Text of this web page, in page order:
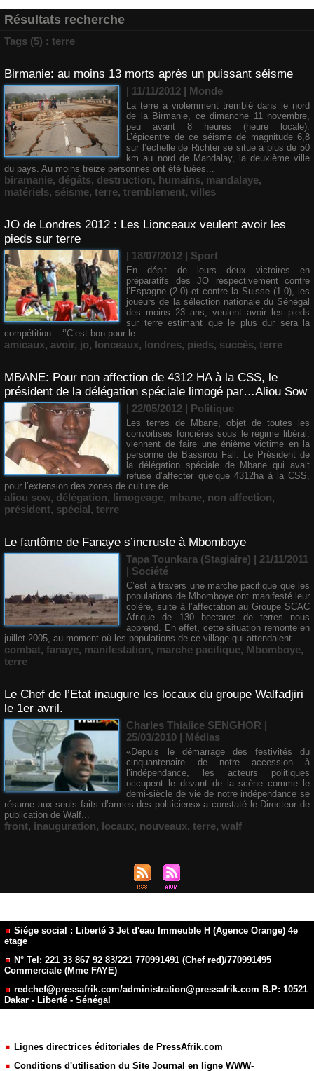
Résultats recherche
Tags (5) : terre
Birmanie: au moins 13 morts après un puissant séisme
| 11/11/2012 | Monde
La terre a violemment tremblé dans le nord
de la Birmanie, ce dimanche 11 novembre,
peu avant 8 heures (heure locale).
L’épicentre de ce séisme de magnitude 6,8
sur l’échelle de Richter se situe à plus de 50
km au nord de Mandalay, la deuxième ville
du pays. Au moins treize personnes ont été tuées...
biramanie, dégâts, destruction, humains, mandalaye,
matériels, séisme, terre, tremblement, villes
JO de Londres 2012 : Les Lionceaux veulent avoir les
pieds sur terre
| 18/07/2012 | Sport
En dépit de leurs deux victoires en
préparatifs des JO respectivement contre
l’Espagne (2-0) et contre la Suisse (1-0), les
joueurs de la sélection nationale du Sénégal
des moins 23 ans, veulent avoir les pieds
sur terre estimant que le plus dur sera la
compétition. ‘’C’est bon pour le...
amicaux, avoir, jo, lonceaux, londres, pieds, succès, terre
MBANE: Pour non affection de 4312 HA à la CSS, le
président de la délégation spéciale limogé par…Aliou Sow
| 22/05/2012 | Politique
Les terres de Mbane, objet de toutes les
convoitises foncières sous le régime libéral,
viennent de faire une énième victime en la
personne de Bassirou Fall. Le Président de
la délégation spéciale de Mbane qui avait
refusé d’affecter quelque 4312ha à la CSS,
pour l’extension des zones de culture de...
aliou sow, délégation, limogeage, mbane, non affection,
président, spécial, terre
Le fantôme de Fanaye s’incruste à Mbomboye
Tapa Tounkara (Stagiaire) | 21/11/2011
| Société
C’est à travers une marche pacifique que les
populations de Mbomboye ont manifesté leur
colère, suite à l’affectation au Groupe SCAC
Afrique de 130 hectares de terres nous
apprend. En effet, cette situation remonte en
juillet 2005, au moment où les populations de ce village qui attendaient...
combat, fanaye, manifestation, marche pacifique, Mbomboye,
terre
Le Chef de l’Etat inaugure les locaux du groupe Walfadjiri
le 1er avril.
Charles Thialice SENGHOR |
25/03/2010 | Médias
«Depuis le démarrage des festivités du
cinquantenaire de notre accession à
l’indépendance, les acteurs politiques
occupent le devant de la scène comme le
demi-siècle de vie de notre indépendance se
résume aux seuls faits d’armes des politiciens» a constaté le Directeur de
publication de Walf...
front, inauguration, locaux, nouveaux, terre, walf
Siége social : Liberté 3 Jet d'eau Immeuble H (Agence Orange) 4e
etage
N° Tel: 221 33 867 92 83/221 770991491 (Chef red)/770991495
Commerciale (Mme FAYE)
redchef@pressafrik.com/administration@pressafrik.com B.P: 10521
Dakar - Liberté - Sénégal
Lignes directrices éditoriales de PressAfrik.com
Conditions d'utilisation du Site Journal en ligne WWW-